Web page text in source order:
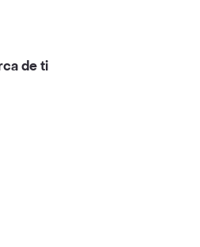
de ti